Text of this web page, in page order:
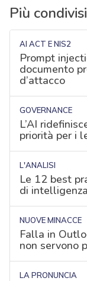
Più condivisi
AI ACT E NIS2
Prompt
documento
d’attacco
GOVERNANCE
L’AI
priorità per i
L'ANALISI
Le 12 best
di
NUOVE MINACCE
Falla in
non servono
LA PRONUNCIA